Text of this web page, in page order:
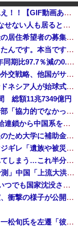
鈴木奈穂子アナ 袖口からインナーチラ見え！！【GIF動画あり】
QRコード決済やタブレットなどを使いこなせない人も居るという話・・・
実証実験都市「ウーブン・シティ」が一般の居住希望者の募集開始 すでにトヨタ関係者が居住
【悲報】ジャンポケ斉藤さん「同意があったんです。本当です。信じて下さい」←何でこの主張が通らないの？・・・・・・・・・他
米穀商社の木徳神糧4-6月期経常利益、前年同期比97.7％減の0.7億円に減益
規制強化で他国から譲歩を引き出す中国の外交戦略、他国がサプライチェーン変更で対抗した結果……
【悲報】保守党・百田代表、甲子園でインドネシア人が始球式登場に怒り「甲子園を政治利用するな！」
総額11兆7349億円
エース級の財務官僚が異例転出へ 官邸幹部「協力的でなかったから」 [8/6]
SpaceX、米国防関連技術保護を重視し供給連鎖から中国系を完全排除へ 供給業者に「中国籍人員をSpaceX向けの生産に関わらせないこと」「中国...
【平等は？】文科省、若手女性研究者支援のため大学に補助金交付（年間最大5000万円）「将来のリーダーとして活躍する（女性の）人材を輩出したい」
【悲報】熊本県知事、報道陣土足取材にマジギレ「遺族や被災者から強い不満でてる！」 → 記者「例えば？」 → 知事、怒り通り越して呆れてしまう …...
熊さん、人間が勝手に山壊した結果殺されてしまう…これ半分虐殺だろ
中国「台風接近！」台風13号「三峡直撃予測」中国「上流大洪水！（三峡上流」中国都市「8/5の映像（動画」三峡ダム「緊急放流（決壊危機」中国「下流...
【速報】中露の武装軍艦4隻が日本一周『いつでも国家沈没させられるぞ』
【動画】熊本地震が発生した瞬間の手術室、衝撃の様子が公開されて16万いいね プロすぎると称賛の声が集まる
【速報】高市政権、エース級の財務官僚・一松旬氏を左遷「彼は協力的でなかった」財務省の言いなりではないことが判明